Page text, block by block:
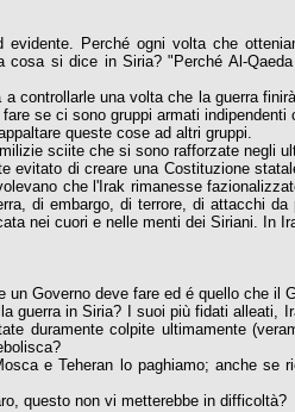
Perché ogni volta che
si dice in Siria? "Perché Al-
controllarle una volta che la guerra
se ci sono gruppi armati indipendenti
queste cose ad altri gruppi.
sciite che si sono rafforzate negli
di creare una Costituzione
che l'Irak rimanesse
di embargo, di terrore, di attacchi
nei cuori e nelle menti dei Siriani. In
Governo deve fare ed é quello che il
guerra in Siria? I suoi più fidati alleati,
duramente colpite ultimamente
e Teheran lo paghiamo; anche se
questo non vi metterebbe in difficoltà?